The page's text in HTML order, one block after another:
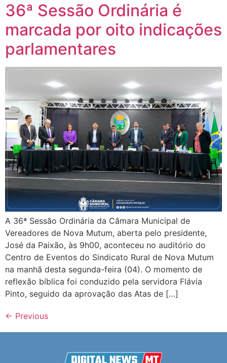
36ª Sessão Ordinária é
marcada por oito indicações
parlamentares
A 36ª Sessão Ordinária da Câmara Municipal de
Vereadores de Nova Mutum, aberta pelo presidente,
José da Paixão, às 9h00, aconteceu no auditório do
Centro de Eventos do Sindicato Rural de Nova Mutum
na manhã desta segunda-feira (04). O momento de
reflexão bíblica foi conduzido pela servidora Flávia
Pinto, seguido da aprovação das Atas de […]
← Previous